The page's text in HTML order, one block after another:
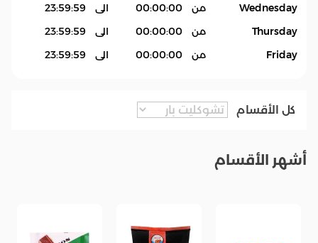
Wednesday
من 00:00:00 الى
23:59:59
Thursday
من 00:00:00 الى
23:59:59
Friday
من 00:00:00 الى 23:59:59
كل الأقسام
أشهر الأقسام